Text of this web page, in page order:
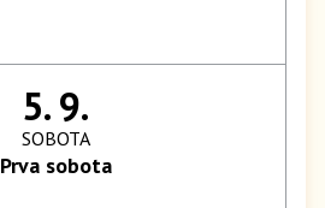
5. 9.
SOBOTA
Prva sobota